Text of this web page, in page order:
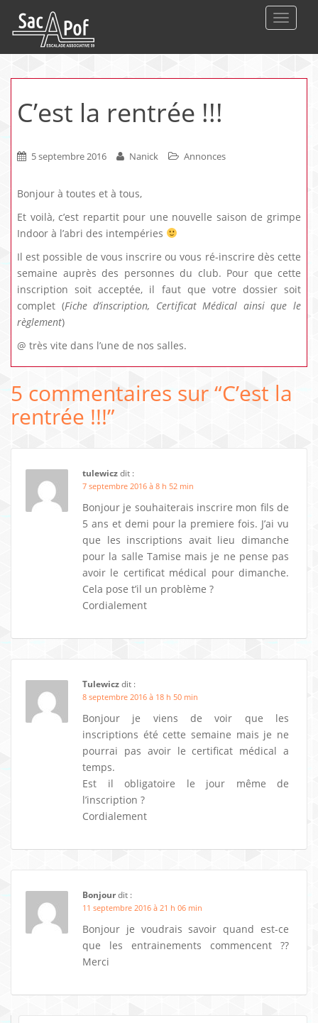
C’est la rentrée !!!
5 septembre 2016 Nanick Annonces
Bonjour à toutes et à tous,
Et voilà, c’est repartit pour une nouvelle saison de grimpe
Indoor à l’abri des intempéries
Il est possible de vous inscrire ou vous ré-inscrire dès cette
semaine auprès des personnes du club. Pour que cette
inscription soit acceptée, il faut que votre dossier soit
complet (Fiche d’inscription, Certificat Médical ainsi que le
règlement)
@ très vite dans l’une de nos salles.
5 commentaires sur “C’est la
rentrée !!!”
tulewiczdit :
7 septembre 2016 à 8 h 52 min
Bonjour je souhaiterais inscrire mon fils de
5 ans et demi pour la premiere fois. J’ai vu
que les inscriptions avait lieu dimanche
pour la salle Tamise mais je ne pense pas
avoir le certificat médical pour dimanche.
Cela pose t’il un problème ?
Cordialement
Tulewiczdit :
8 septembre 2016 à 18 h 50 min
Bonjour je viens de voir que les
inscriptions été cette semaine mais je ne
pourrai pas avoir le certificat médical a
temps.
Est il obligatoire le jour même de
l’inscription ?
Cordialement
Bonjourdit :
11 septembre 2016 à 21 h 06 min
Bonjour je voudrais savoir quand est-ce
que les entrainements commencent ??
Merci